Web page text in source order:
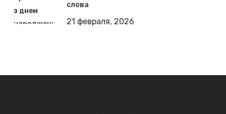
слова
21 февраля, 2026